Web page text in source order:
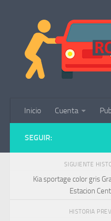
Inicio Cuenta
SEGUIR:
SIGUIENTE
Kia sportage color gris
Estacion
HISTORIA